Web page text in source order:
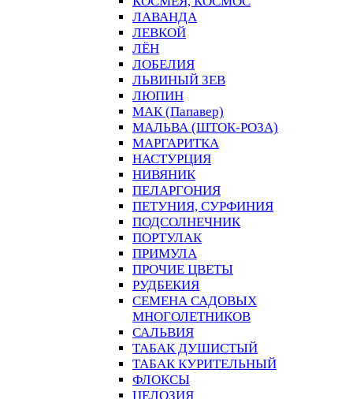
ЛАВАНДА
ЛЕВКОЙ
ЛЁН
ЛОБЕЛИЯ
ЛЬВИНЫЙ ЗЕВ
ЛЮПИН
МАК (Папавер)
МАЛЬВА (ШТОК-РОЗА)
МАРГАРИТКА
НАСТУРЦИЯ
НИВЯНИК
ПЕЛАРГОНИЯ
ПЕТУНИЯ, СУРФИНИЯ
ПОДСОЛНЕЧНИК
ПОРТУЛАК
ПРИМУЛА
ПРОЧИЕ ЦВЕТЫ
РУДБЕКИЯ
СЕМЕНА САДОВЫХ
МНОГОЛЕТНИКОВ
САЛЬВИЯ
ТАБАК ДУШИСТЫЙ
ТАБАК КУРИТЕЛЬНЫЙ
ФЛОКСЫ
ЦЕЛОЗИЯ